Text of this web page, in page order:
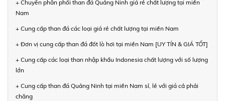
+ Chuyên phân phối than đá Quảng Ninh giá rẻ chất lượng tại miền
Nam
+ Cung cấp than đá các loại giá rẻ chất lượng tại miền Nam
+ Đơn vị cung cấp than đá đốt lò hơi tại miền Nam [UY TÍN & GIÁ TỐT]
+ Cung cấp các loại than nhập khẩu Indonesia chất lượng với số lượng
lớn
+ Cung cấp than đá Quảng Ninh tại miền Nam sỉ, lẻ với giá cả phải
chăng